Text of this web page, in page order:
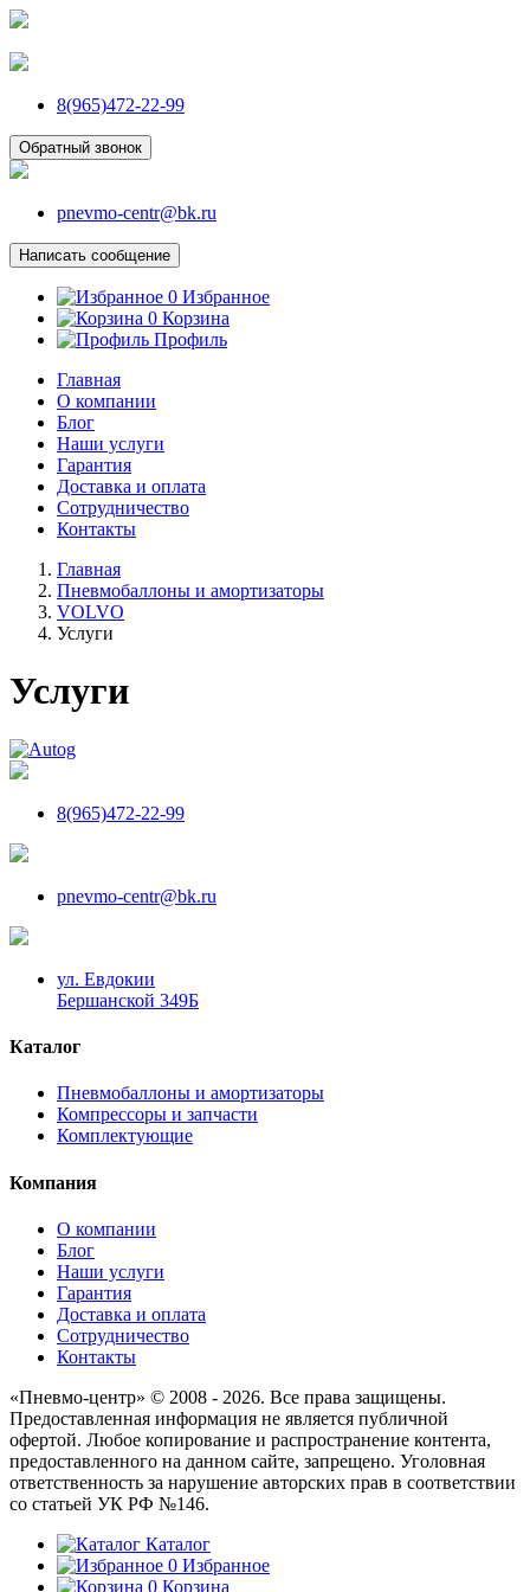
8(965)472-22-99
Обратный звонок
pnevmo-centr@bk.ru
Написать сообщение
0 Избранное
0 Корзина
Профиль
Главная
О компании
Блог
Наши услуги
Гарантия
Доставка и оплата
Сотрудничество
Контакты
Главная
Пневмобаллоны и амортизаторы
VOLVO
Услуги
Услуги
8(965)472-22-99
pnevmo-centr@bk.ru
ул. Евдокии
Бершанской 349Б
Каталог
Пневмобаллоны и амортизаторы
Компрессоры и запчасти
Комплектующие
Компания
О компании
Блог
Наши услуги
Гарантия
Доставка и оплата
Сотрудничество
Контакты
«Пневмо-центр» © 2008 - 2026. Все права защищены.
Предоставленная информация не является публичной
офертой. Любое копирование и распространение контента,
предоставленного на данном сайте, запрещено. Уголовная
ответственность за нарушение авторских прав в соответствии
со статьей УК РФ №146.
Каталог
0 Избранное
0 Корзина